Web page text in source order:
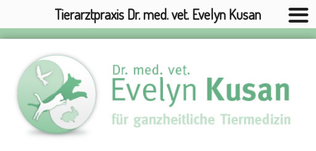
Tierarztpraxis Dr. med. vet. Evelyn Kusan